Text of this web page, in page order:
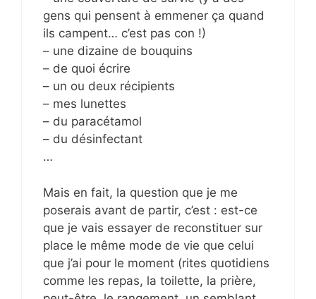
gens qui pensent à emmener ça quand
ils campent… c’est pas con !)
– une dizaine de bouquins
– de quoi écrire
– un ou deux récipients
– mes lunettes
– du paracétamol
– du désinfectant
…
Mais en fait, la question que je me
poserais avant de partir, c’est : est-ce
que je vais essayer de reconstituer sur
place le même mode de vie que celui
que j’ai pour le moment (rites quotidiens
comme les repas, la toilette, la prière,